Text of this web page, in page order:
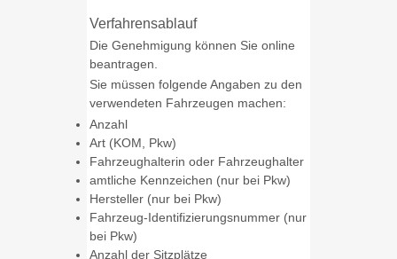
Verfahrensablauf
Die Genehmigung können Sie online
beantragen.
Sie müssen folgende Angaben zu den
verwendeten Fahrzeugen machen:
Anzahl
Art (KOM, Pkw)
Fahrzeughalterin oder Fahrzeughalter
amtliche Kennzeichen (nur bei Pkw)
Hersteller (nur bei Pkw)
Fahrzeug-Identifizierungsnummer (nur
bei Pkw)
Anzahl der Sitzplätze